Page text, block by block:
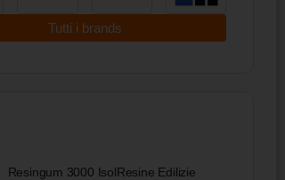
Tutti i brands
Resingum 3000 IsolResine Edilizie